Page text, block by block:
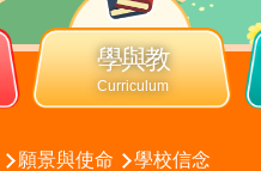
學與教
願景與使命 學校信念